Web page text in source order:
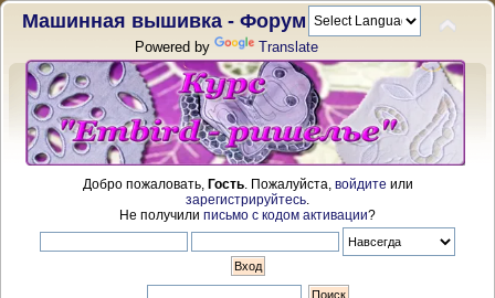
Машинная вышивка - Форум
Powered by Translate
Добро пожаловать, Гость. Пожалуйста, войдите или
зарегистрируйтесь
Не получили письмо с кодом активации?